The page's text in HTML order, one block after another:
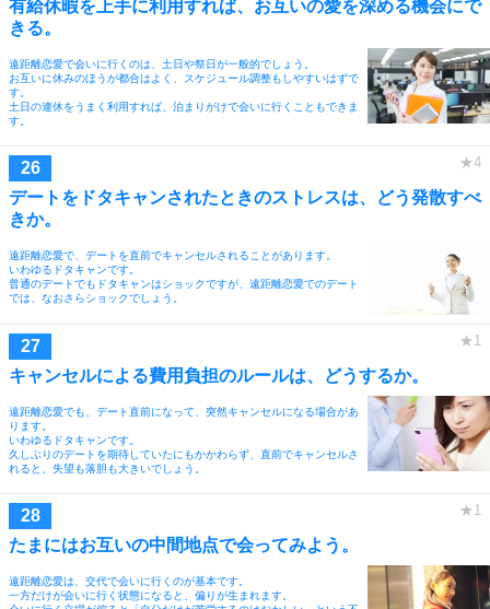
有給休暇を上手に利用すれば、お互いの愛を深める機会にで
きる。
遠距離恋愛で会いに行くのは、土日や祭日が一般的でしょう。
お互いに休みのほうが都合はよく、スケジュール調整もしやすいはずで
す。
土日の連休をうまく利用すれば、泊まりがけで会いに行くこともできま
す。
デートをドタキャンされたときのストレスは、どう発散すべ
きか。
遠距離恋愛で、デートを直前でキャンセルされることがあります。
いわゆるドタキャンです。
普通のデートでもドタキャンはショックですが、遠距離恋愛でのデート
では、なおさらショックでしょう。
キャンセルによる費用負担のルールは、どうするか。
遠距離恋愛でも、デート直前になって、突然キャンセルになる場合があ
ります。
いわゆるドタキャンです。
久しぶりのデートを期待していたにもかかわらず、直前でキャンセルさ
れると、失望も落胆も大きいでしょう。
たまにはお互いの中間地点で会ってみよう。
遠距離恋愛は、交代で会いに行くのが基本です。
一方だけが会いに行く状態になると、偏りが生まれます。